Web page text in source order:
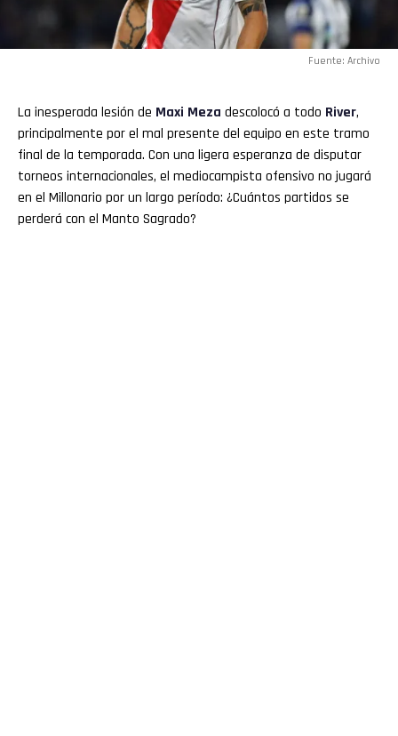
Fuente: Archivo
La inesperada lesión de Maxi Meza descolocó a todo River,
principalmente por el mal presente del equipo en este tramo
final de la temporada. Con una ligera esperanza de disputar
torneos internacionales, el mediocampista ofensivo no jugará
en el Millonario por un largo período: ¿Cuántos partidos se
perderá con el Manto Sagrado?